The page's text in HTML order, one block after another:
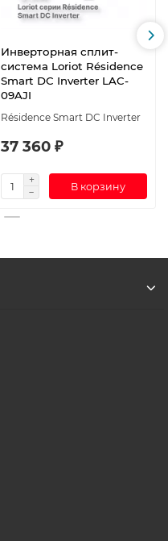
Инверторная сплит-
система Loriot Résidence
Smart DC Inverter LAC-
09AJI
Résidence Smart DC Inverter
37 360 ₽
В корзину